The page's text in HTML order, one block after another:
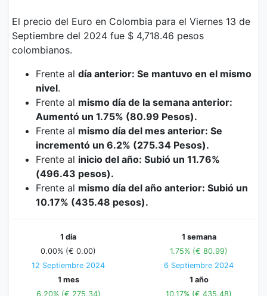
El precio del Euro en Colombia para el Viernes 13 de
Septiembre del 2024 fue $ 4,718.46 pesos
colombianos.
Frente al día anterior: Se mantuvo en el mismo
nivel.
Frente al mismo día de la semana anterior:
Aumentó un 1.75% (80.99 Pesos).
Frente al mismo día del mes anterior: Se
incrementó un 6.2% (275.34 Pesos).
Frente al inicio del año: Subió un 11.76%
(496.43 pesos).
Frente al mismo día del año anterior: Subió un
10.17% (435.48 pesos).
1 día
0.00% (€ 0.00)
12 Septiembre 2024
1 semana
1.75% (€ 80.99)
6 Septiembre 2024
1 mes
6.20% (€ 275.34)
1 año
10.17% (€ 435.48)